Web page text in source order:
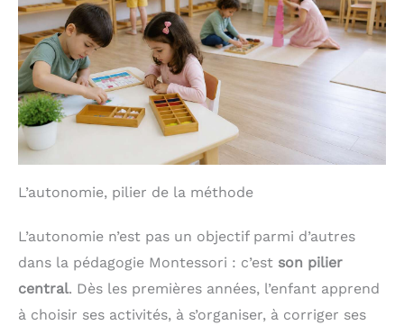
L’autonomie, pilier de la méthode
L’autonomie n’est pas un objectif parmi d’autres
dans la pédagogie Montessori : c’est son pilier
central. Dès les premières années, l’enfant apprend
à choisir ses activités, à s’organiser, à corriger ses